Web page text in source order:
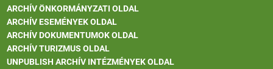
ARCHÍV ÖNKORMÁNYZATI OLDAL
ARCHÍV ESEMÉNYEK OLDAL
ARCHÍV DOKUMENTUMOK OLDAL
ARCHÍV TURIZMUS OLDAL
UNPUBLISH ARCHÍV INTÉZMÉNYEK OLDAL